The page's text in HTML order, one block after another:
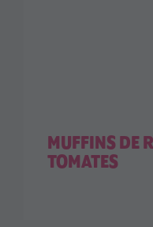
MUFFINS DE
TOMATES